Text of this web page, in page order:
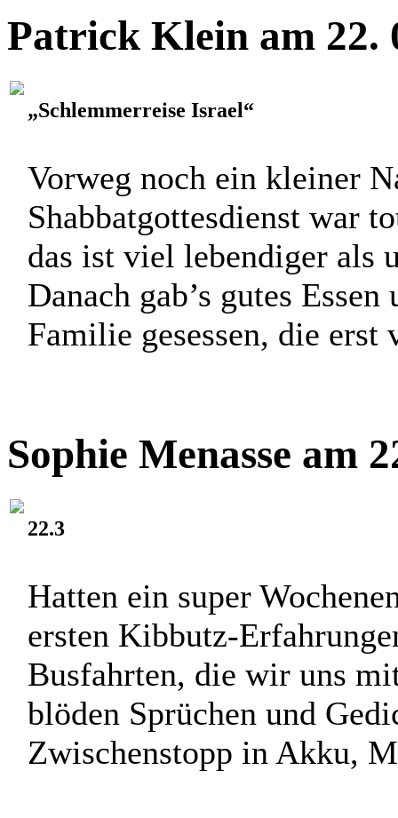
Gefühlen erwarte ich den
Patrick Klein am 22.
„Schlemmerreise Israel“
Vorweg noch ein kleiner
Shabbatgottesdienst war
Familie gesessen, die erst
Sophie Menasse am
22.3
Hatten ein super
ersten Kibbutz-